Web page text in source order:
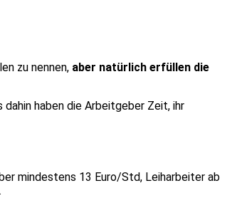
zu nennen, aber natürlich erfüllen die
haben die Arbeitgeber Zeit, ihr
mindestens 13 Euro/Std, Leiharbeiter ab